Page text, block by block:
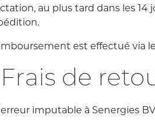
au plus tard dans les
est effectué via
de
erreur imputable à Senergies